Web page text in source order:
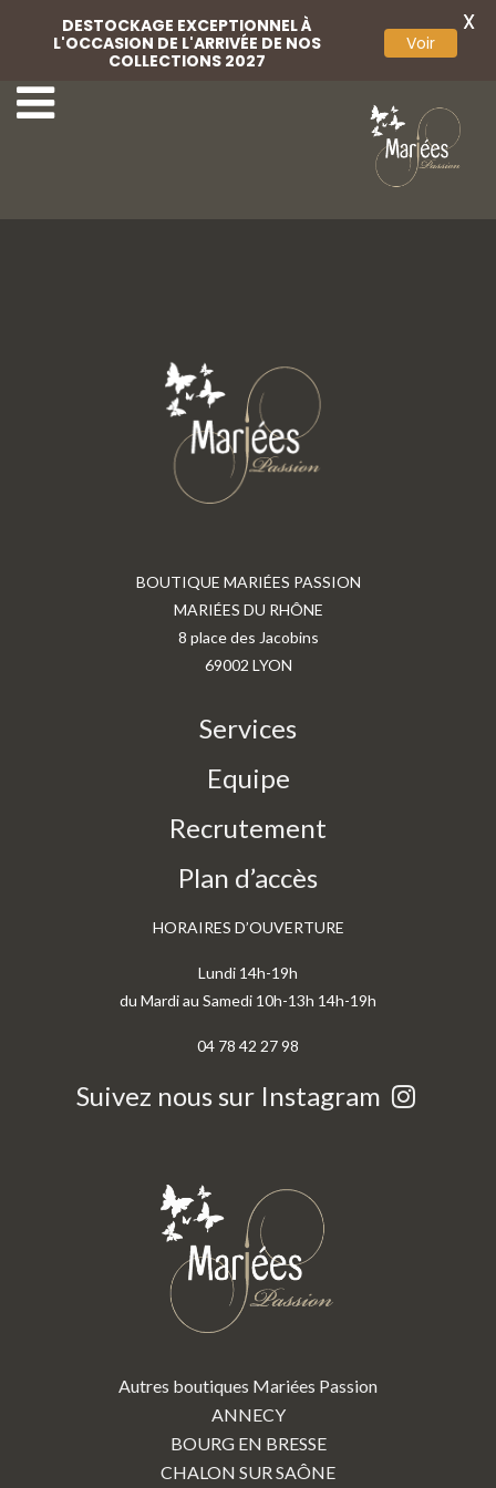
1ere-Cocktail-1 2-Rembo Styling
BOUTIQUE MARIÉES PASSION
MARIÉES DU RHÔNE
8 place des Jacobins
69002 LYON
Services
Equipe
Recrutement
Plan d’accès
HORAIRES D’OUVERTURE
Lundi 14h-19h
du Mardi au Samedi 10h-13h 14h-19h
04 78 42 27 98
Suivez nous sur Instagram
Autres boutiques Mariées Passion
ANNECY
BOURG EN BRESSE
CHALON SUR SAÔNE
DESTOCKAGE EXCEPTIONNEL À
L'OCCASION DE L'ARRIVÉE DE NOS
COLLECTIONS 2027
Voir
X